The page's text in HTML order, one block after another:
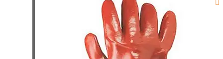
Deze
optie
kan
gekozen
worden